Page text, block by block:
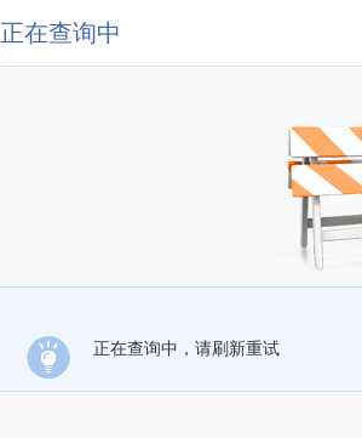
正在查询中
正在查询中，请刷新重试